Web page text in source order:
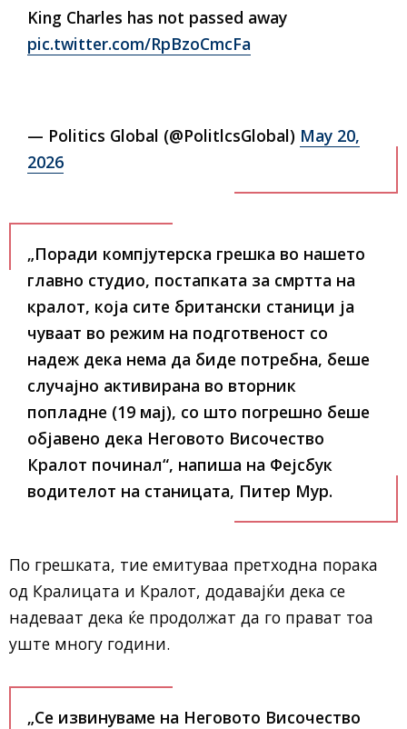
King Charles has not passed away
pic.twitter.com/RpBzoCmcFa
— Politics Global (@PolitlcsGlobal) May 20,
2026
„Поради компјутерска грешка во нашето
главно студио, постапката за смртта на
кралот, која сите британски станици ја
чуваат во режим на подготвеност со
надеж дека нема да биде потребна, беше
случајно активирана во вторник
попладне (19 мај), со што погрешно беше
објавено дека Неговото Височество
Кралот починал“, напиша на Фејсбук
водителот на станицата, Питер Мур.
По грешката, тие емитуваа претходна порака
од Кралицата и Кралот, додавајќи дека се
надеваат дека ќе продолжат да го прават тоа
уште многу години.
„Се извинуваме на Неговото Височество